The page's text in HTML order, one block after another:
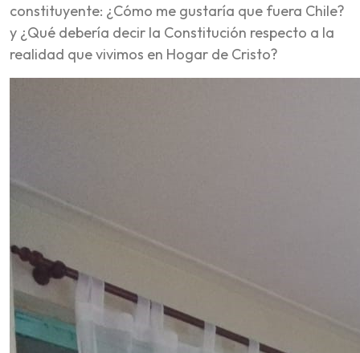
constituyente: ¿Cómo me gustaría que fuera Chile?
y ¿Qué debería decir la Constitución respecto a la
realidad que vivimos en Hogar de Cristo?